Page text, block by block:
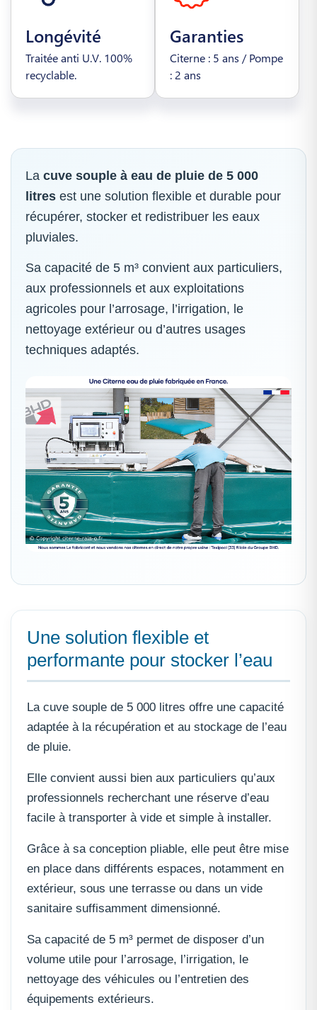
Longévité
Traitée anti U.V. 100%
recyclable.
Garanties
Citerne : 5 ans / Pompe
: 2 ans
La cuve souple à eau de pluie de 5 000
litres est une solution flexible et durable pour
récupérer, stocker et redistribuer les eaux
pluviales.
Sa capacité de 5 m³ convient aux particuliers,
aux professionnels et aux exploitations
agricoles pour l’arrosage, l’irrigation, le
nettoyage extérieur ou d’autres usages
techniques adaptés.
Une solution flexible et
performante pour stocker l’eau
La cuve souple de 5 000 litres offre une capacité
adaptée à la récupération et au stockage de l’eau
de pluie.
Elle convient aussi bien aux particuliers qu’aux
professionnels recherchant une réserve d’eau
facile à transporter à vide et simple à installer.
Grâce à sa conception pliable, elle peut être mise
en place dans différents espaces, notamment en
extérieur, sous une terrasse ou dans un vide
sanitaire suffisamment dimensionné.
Sa capacité de 5 m³ permet de disposer d’un
volume utile pour l’arrosage, l’irrigation, le
nettoyage des véhicules ou l’entretien des
équipements extérieurs.